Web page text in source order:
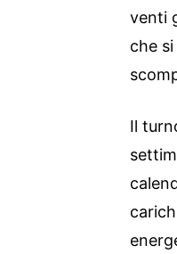
venti
che
Il